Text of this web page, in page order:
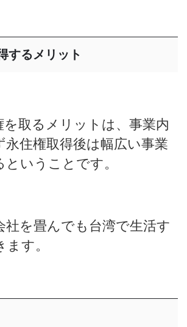
するメリット
を取るメリットは、事業内
永住権取得後は幅広い事業
いうことです。
社を畳んでも台湾で生活す
す。